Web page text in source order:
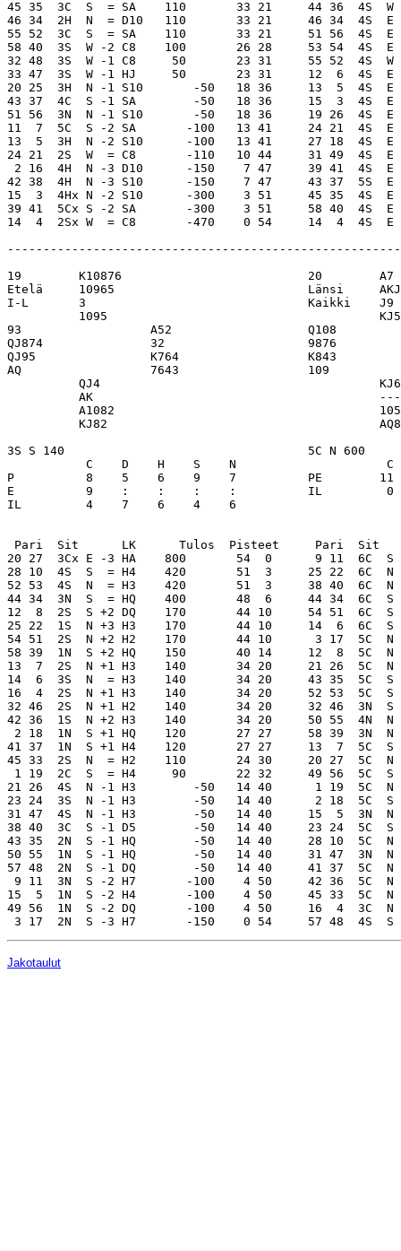
45 35  3C  S  = SA    110       33 21     44 36  4S
46 34  2H  N  = D10   110       33 21     46 34  4S
55 52  3C  S  = SA    110       33 21     51 56  4S
58 40  3S  W -2 C8    100       26 28     53 54  4S
32 48  3S  W -1 C8     50       23 31     55 52  4S
33 47  3S  W -1 HJ     50       23 31     12  6  4S  E
20 25  3H  N -1 S10       -50   18 36     13  5  4S
43 37  4C  S -1 SA        -50   18 36     15  3  4S  E
51 56  3N  N -1 S10       -50   18 36     19 26  4S
11  7  5C  S -2 SA       -100   13 41     24 21  4S
13  5  3H  N -2 S10      -100   13 41     27 18  4S  E
24 21  2S  W  = C8       -110   10 44     31 49  4S
2 16  4H  N -3 D10      -150    7 47     39 41  4S  E
42 38  4H  N -3 S10      -150    7 47     43 37  5S
15  3  4Hx N -2 S10      -300    3 51     45 35  4S
39 41  5Cx S -2 SA       -300    3 51     58 40  4S
14  4  2Sx W  = C8       -470    0 54     14  4  4S
19        K10876
Etelä     10965
I-L       3
1095
93                  A52                   Q108
QJ874               32                    9876
QJ95                K764                  K843
AQ                  7643                  109
QJ4
AK
A1082
KJ82
3S S 140
C    D    H    S    N                     C
P          8    5    6    9    7          PE        11
E          9    :    :    :    :          IL         0
IL         4    7    6    4    6
Pari  Sit      LK      Tulos  Pisteet     Pari  Sit
20 27  3Cx E -3 HA    800       54  0      9 11  6C  S
28 10  4S  S  = H4    420       51  3     25 22  6C
52 53  4S  N  = H3    420       51  3     38 40  6C
44 34  3N  S  = HQ    400       48  6     44 34  6C
12  8  2S  S +2 DQ    170       44 10     54 51  6C  S
25 22  1S  N +3 H3    170       44 10     14  6  6C  S
54 51  2S  N +2 H2    170       44 10      3 17  5C
58 39  1N  S +2 HQ    150       40 14     12  8  5C
13  7  2S  N +1 H3    140       34 20     21 26  5C
14  6  3S  N  = H3    140       34 20     43 35  5C  S
16  4  2S  N +1 H3    140       34 20     52 53  5C
32 46  2S  N +1 H2    140       34 20     32 46  3N
42 36  1S  N +2 H3    140       34 20     50 55  4N
2 18  1N  S +1 HQ    120       27 27     58 39  3N
41 37  1N  S +1 H4    120       27 27     13  7  5C
45 33  2S  N  = H2    110       24 30     20 27  5C
1 19  2C  S  = H4     90       22 32     49 56  5C  S
21 26  4S  N -1 H3        -50   14 40      1 19  5C
23 24  3S  N -1 H3        -50   14 40      2 18  5C
31 47  4S  N -1 H3        -50   14 40     15  5  3N
38 40  3C  S -1 D5        -50   14 40     23 24  5C
43 35  2N  S -1 HQ        -50   14 40     28 10  5C
50 55  1N  S -1 HQ        -50   14 40     31 47  3N
57 48  2N  S -1 DQ        -50   14 40     41 37  5C
9 11  3N  S -2 H7       -100    4 50     42 36  5C
15  5  1N  S -2 H4       -100    4 50     45 33  5C
49 56  1N  S -2 DQ       -100    4 50     16  4  3C
Jakotaulut